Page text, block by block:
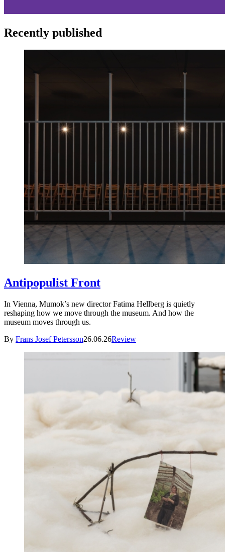
Recently published
Antipopulist Front
In Vienna, Mumok’s new director Fatima Hellberg is quietly
reshaping how we move through the museum. And how the
museum moves through us.
By Frans Josef Petersson26.06.26Review